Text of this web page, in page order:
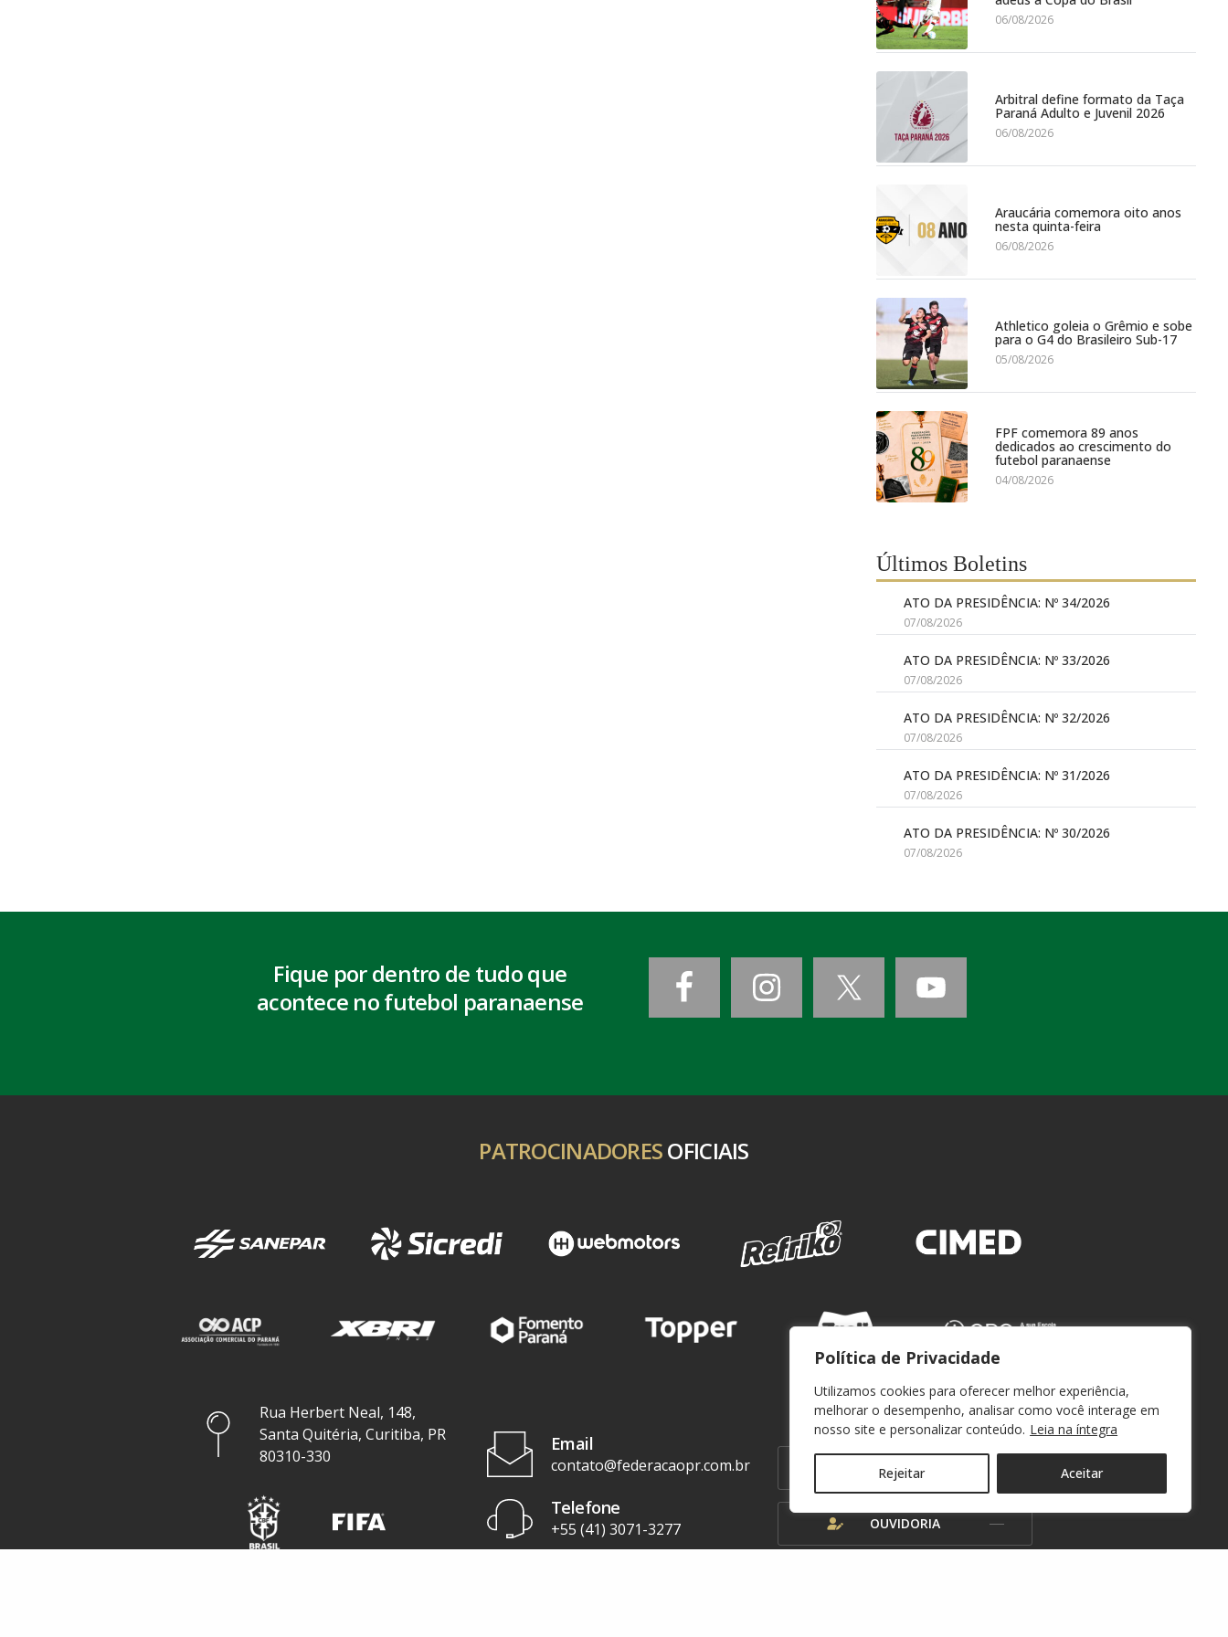
Política de Privacidade
Utilizamos cookies para oferecer melhor experiência,
melhorar o desempenho, analisar como você interage em
nosso site e personalizar conteúdo. Leia na íntegra
Rejeitar Aceitar
06/08/2026
Arbitral define formato da Taça
Paraná Adulto e Juvenil 2026
06/08/2026
Araucária comemora oito anos
nesta quinta-feira
06/08/2026
Athletico goleia o Grêmio e sobe
para o G4 do Brasileiro Sub-17
05/08/2026
FPF comemora 89 anos
dedicados ao crescimento do
futebol paranaense
04/08/2026
Últimos Boletins
ATO DA PRESIDÊNCIA: Nº 34/2026
07/08/2026
ATO DA PRESIDÊNCIA: Nº 33/2026
07/08/2026
ATO DA PRESIDÊNCIA: Nº 32/2026
07/08/2026
ATO DA PRESIDÊNCIA: Nº 31/2026
07/08/2026
ATO DA PRESIDÊNCIA: Nº 30/2026
07/08/2026
Fique por dentro de tudo que
acontece no futebol paranaense
PATROCINADORESOFICIAIS
Rua Herbert Neal, 148,
Santa Quitéria, Curitiba, PR
80310-330
Email
contato@federacaopr.com.br
Telefone
+55 (41) 3071-3277
WEBMAIL
OUVIDORIA